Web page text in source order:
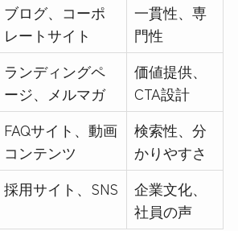
ブログ、コーポ
レートサイト
一貫性、専
門性
ランディングペ
ージ、メルマガ
価値提供、
CTA設計
FAQサイト、動画
コンテンツ
検索性、分
かりやすさ
採用サイト、SNS
企業文化、
社員の声